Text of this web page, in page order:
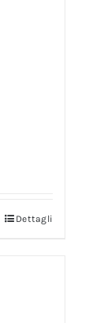
Dettagli